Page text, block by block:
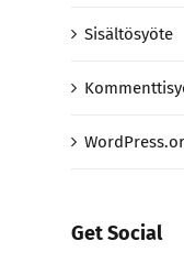
Sisältösyöte
Get Social